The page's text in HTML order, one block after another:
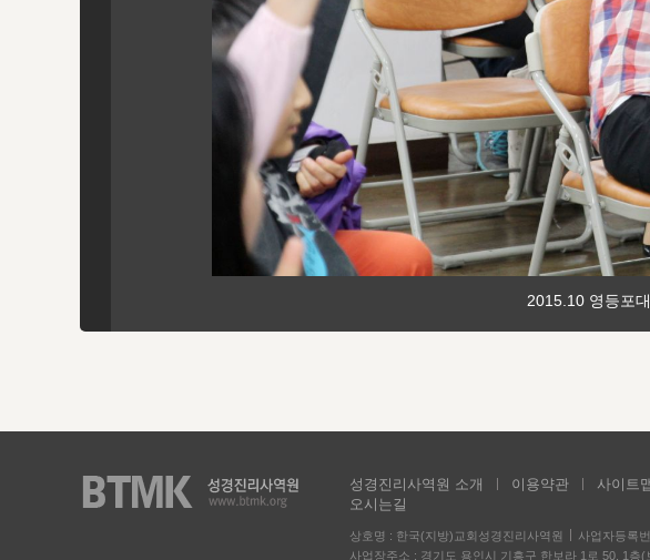
2015.10 영등포
성경진리사역원 소개 이용약관 사이트
오시는길
상호명 : 한국(지방)교회성경진리사역원 사업자등록
사업장주소 : 경기도 용인시 기흥구 한보라 1로 50, 1층(